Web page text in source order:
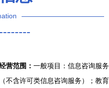
营范围： 一般项目：信息咨询服务
（不含许可类信息咨询服务）；教育